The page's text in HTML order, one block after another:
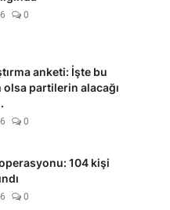
0
anketi: İşte bu
olsa partilerin alacağı
0
104 kişi
0